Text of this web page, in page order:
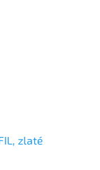
zlaté